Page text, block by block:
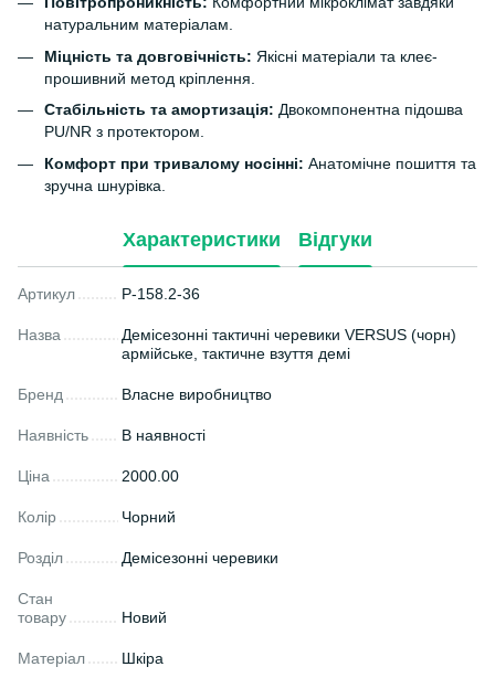
натуральним матеріалам.
Міцність та довговічність: Якісні матеріали та клеє-
прошивний метод кріплення.
Стабільність та амортизація: Двокомпонентна підошва
PU/NR з протектором.
Комфорт при тривалому носінні: Анатомічне пошиття та
зручна шнурівка.
Характеристики Відгуки
Артикул P-158.2-36
Назва
Демісезонні тактичні черевики VERSUS (чорн)
армійське, тактичне взуття демі
Бренд Власне виробництво
Наявність В наявності
Ціна 2000.00
Колір Чорний
Розділ Демісезонні черевики
Стан
товару
Новий
Матеріал Шкіра